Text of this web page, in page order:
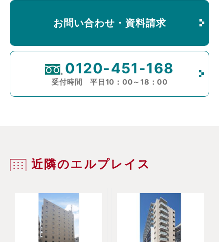
お問い合わせ・資料請求
0120-451-168
受付時間 平日10：00～18：00
近隣のエルプレイス